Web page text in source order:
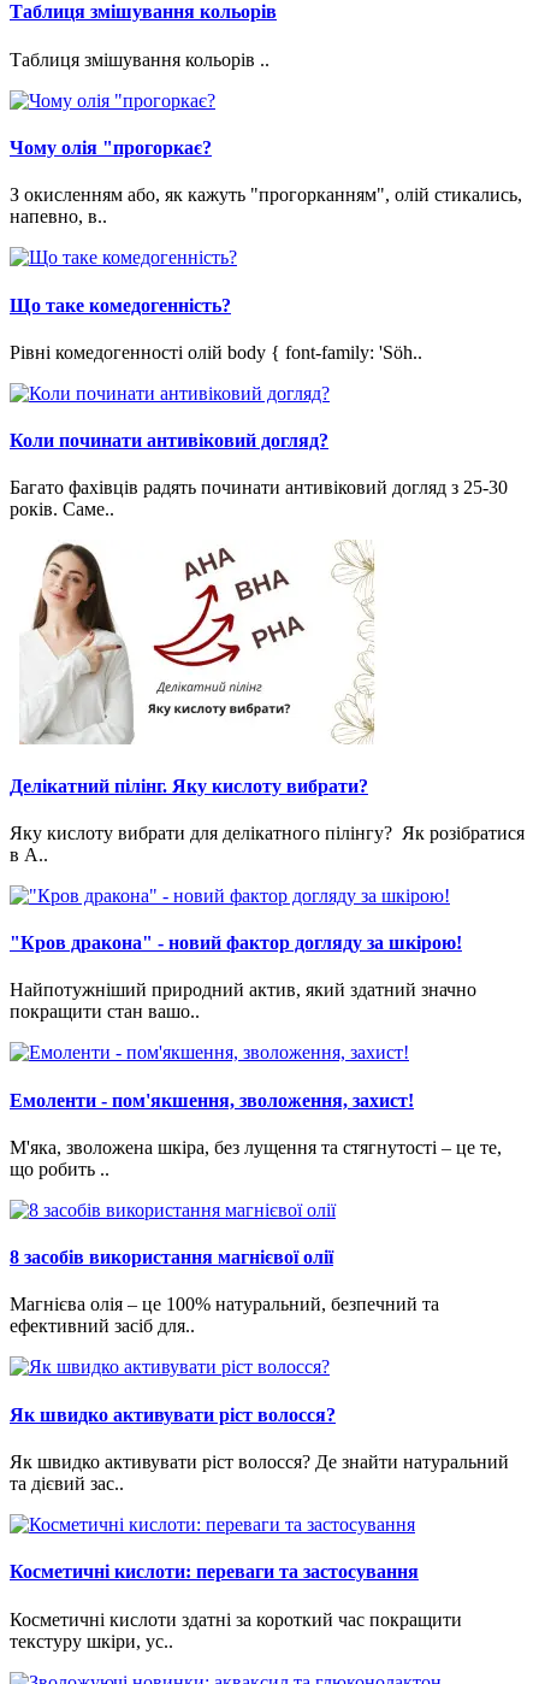
Таблиця змішування кольорів
Таблиця змішування кольорів ..
Чому олія "прогоркає?
З окисленням або, як кажуть "прогорканням", олій стикались,
напевно, в..
Що таке комедогенність?
Рівні комедогенності олій body { font-family: 'Söh..
Коли починати антивіковий догляд?
Багато фахівців радять починати антивіковий догляд з 25-30
років. Саме..
Делікатний пілінг. Яку кислоту вибрати?
Яку кислоту вибрати для делікатного пілінгу? Як розібратися
в A..
"Кров дракона" - новий фактор догляду за шкірою!
Найпотужніший природний актив, який здатний значно
покращити стан вашо..
Емоленти - пом'якшення, зволоження, захист!
М'яка, зволожена шкіра, без лущення та стягнутості – це те,
що робить ..
8 засобів використання магнієвої олії
Магнієва олія – це 100% натуральний, безпечний та
ефективний засіб для..
Як швидко активувати ріст волосся?
Як швидко активувати ріст волосся? Де знайти натуральний
та дієвий зас..
Косметичні кислоти: переваги та застосування
Косметичні кислоти здатні за короткий час покращити
текстуру шкіри, ус..